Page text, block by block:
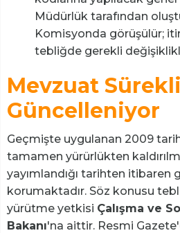
Müdürlük tarafından
Komisyonda görüşülür;
tebliğde gerekli
Mevzuat Sürekli
Güncelleniyor
Geçmişte uygulanan 2009
tamamen yürürlükten
yayımlandığı tarihten itibaren
korumaktadır. Söz konusu
yürütme yetkisi Çalışma ve
Bakanı'na aittir. Resmi